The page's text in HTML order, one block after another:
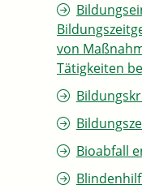
von
Tätigkeiten
Bioabfall